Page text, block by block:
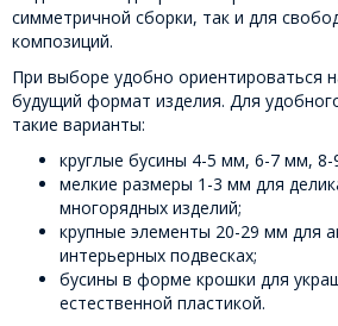
симметричной сборки, так и для
композиций.
При выборе удобно ориентироваться
будущий формат изделия. Для
такие варианты:
круглые бусины 4-5 мм, 6-7 мм,
мелкие размеры 1-3 мм для
многорядных изделий;
крупные элементы 20-29 мм для
интерьерных подвесках;
бусины в форме крошки для
естественной пластикой.